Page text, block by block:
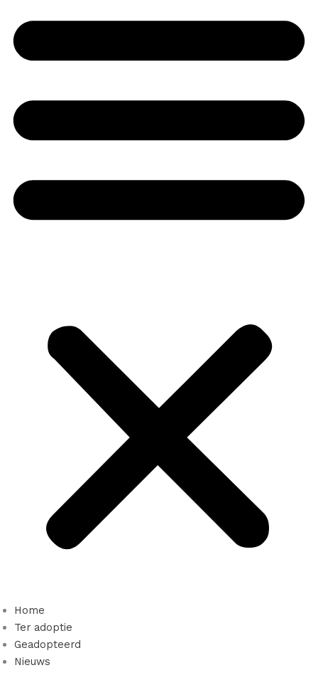
Home
Ter adoptie
Geadopteerd
Nieuws